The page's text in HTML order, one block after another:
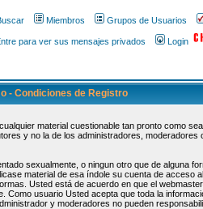
Miembros Grupos de Usuarios
para ver sus mensajes privados Login
- Condiciones de Registro
material cuestionable tan pronto como
y no la de los administradores,
sexualmente, o ningun otro que de alguna
material de esa índole su cuenta de
Usted está de acuerdo en que el
usuario Usted acepta que toda la
y moderadores no pueden